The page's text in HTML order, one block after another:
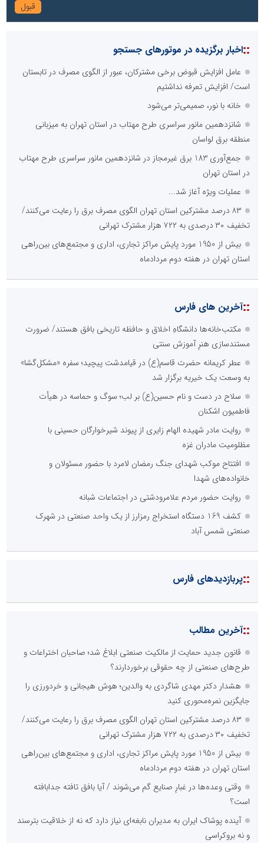
::اخبار برگزیده در موتورهای جستجو
عامل افزایش قبوض برخی مشترکان، عبور از الگوی مصرف در تابستان
است/ افزایش تعرفه نداشتیم
خانه با نور، صمیمی‌تر می‌شود
شانزدهمین مانور سراسری طرح مهتاب در استان تهران به میزبانی
منطقه برق لواسان
جمع‌آوری 183 برق غیرمجاز در شانزدهمین مانور سراسری طرح مهتاب
در استان تهران
عملیات ویژه آغاز شد...
۸۳ درصد مشترکین استان تهران الگوی مصرف برق را رعایت می‌کنند/
تخفیف ۳۰ درصدی به ۷۲۲ هزار مشترک تهرانی
بیش از 1950 مورد پایش مراکز تجاری، اداری و مجتمع‌های بین‌راهی
استان تهران در هفته دوم مردادماه
::آخرین های فارس
مکتب‌خانه‌ها دانشگاهِ اخلاق و حافظه تاریخی بافق هستند/ ضرورت
مستندسازی هنرِ آموزش سنتی
عطر کریمانه حضرت قاسم(ع) در قیامدشت پیچید؛ سفره «مشکل‌گشا»
به وسعت یک خیریه برگزار شد
سلاح در دست و نام حسین(ع) بر لب؛ سوگ و حماسه در هیأت
فاطمیون اشکنان
روایت مادر شهیده الهام زایری از پیوند شیرخوارگان حسینی با
مظلومیت مادران غزه
افتتاح موکب شهدای جنگ رمضان لامرد با حضور مسئولان و
خانواده‌های شهدا
روایت حضور مردم علامرودشتی در اجتماعات شبانه
کشف 169 دستگاه استخراج رمزارز از یک واحد صنعتی در شهرک
صنعتی شمس آباد
::پربازدیدهای فارس
::آخرین مطالب
قانون جدید حمایت از مالکیت صنعتی ابلاغ شد؛ صاحبان اختراعات و
طرح‌های صنعتی از چه حقوقی برخوردارند؟
هشدار دکتر مهدی شاگردی به والدین؛ هوش هیجانی و خردورزی را
جایگزین نمره‌محوری کنید
۸۳ درصد مشترکین استان تهران الگوی مصرف برق را رعایت می‌کنند/
تخفیف ۳۰ درصدی به ۷۲۲ هزار مشترک تهرانی
بیش از 1950 مورد پایش مراکز تجاری، اداری و مجتمع‌های بین‌راهی
استان تهران در هفته دوم مردادماه
وقتی وعده‌ها در غبارِ صنایع گم می‌شوند / آیا بافق تافته جدابافته
است؟
آینده پوشاک ایران به مدیران نابغه‌ای نیاز دارد که نه از خلاقیت بترسند
و نه بروکراسی